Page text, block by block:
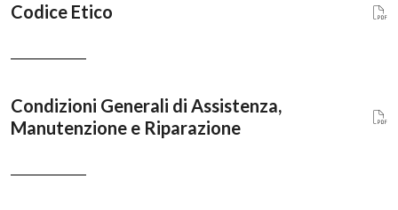
Codice Etico
Condizioni Generali di Assistenza,
Manutenzione e Riparazione